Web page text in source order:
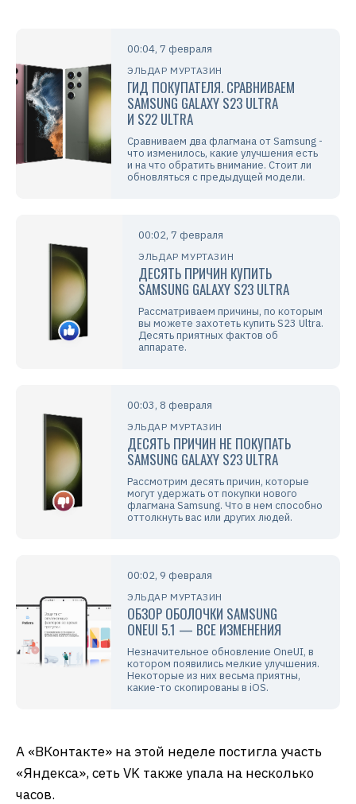
00:04, 7 февраля
ЭЛЬДАР МУРТАЗИН
ГИД ПОКУПАТЕЛЯ. СРАВНИВАЕМ
SAMSUNG GALAXY S23 ULTRA
И S22 ULTRA
Сравниваем два флагмана от Samsung -
что изменилось, какие улучшения есть
и на что обратить внимание. Стоит ли
обновляться с предыдущей модели.
00:02, 7 февраля
ЭЛЬДАР МУРТАЗИН
ДЕСЯТЬ ПРИЧИН КУПИТЬ
SAMSUNG GALAXY S23 ULTRA
Рассматриваем причины, по которым
вы можете захотеть купить S23 Ultra.
Десять приятных фактов об
аппарате.
00:03, 8 февраля
ЭЛЬДАР МУРТАЗИН
ДЕСЯТЬ ПРИЧИН НЕ ПОКУПАТЬ
SAMSUNG GALAXY S23 ULTRA
Рассмотрим десять причин, которые
могут удержать от покупки нового
флагмана Samsung. Что в нем способно
оттолкнуть вас или других людей.
00:02, 9 февраля
ЭЛЬДАР МУРТАЗИН
ОБЗОР ОБОЛОЧКИ SAMSUNG
ONEUI 5.1 — ВСЕ ИЗМЕНЕНИЯ
Незначительное обновление OneUI, в
котором появились мелкие улучшения.
Некоторые из них весьма приятны,
какие-то скопированы в iOS.
А «ВКонтакте» на этой неделе постигла участь
«Яндекса», сеть VK также упала на несколько
часов.